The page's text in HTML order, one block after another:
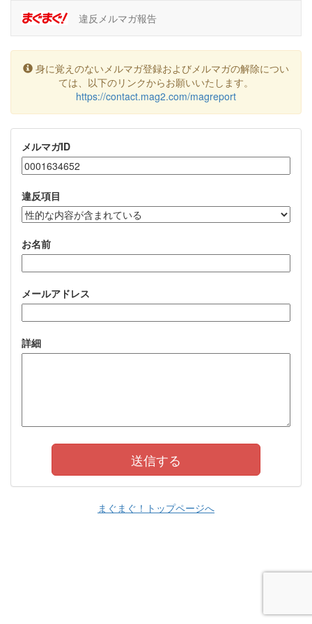
違反メルマガ報告
身に覚えのないメルマガ登録およびメルマガの解除につい
ては、以下のリンクからお願いいたします。
https://contact.mag2.com/magreport
メルマガID
違反項目
お名前
メールアドレス
詳細
まぐまぐ！トップページへ